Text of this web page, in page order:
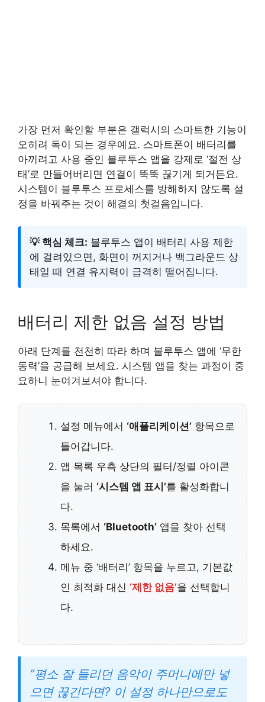
가장 먼저 확인할 부분은 갤럭시의 스마트한 기능이
오히려 독이 되는 경우예요. 스마트폰이 배터리를
아끼려고 사용 중인 블루투스 앱을 강제로 ‘절전 상
태’로 만들어버리면 연결이 뚝뚝 끊기게 되거든요.
시스템이 블루투스 프로세스를 방해하지 않도록 설
정을 바꿔주는 것이 해결의 첫걸음입니다.
💡 핵심 체크: 블루투스 앱이 배터리 사용 제한
에 걸려있으면, 화면이 꺼지거나 백그라운드 상
태일 때 연결 유지력이 급격히 떨어집니다.
배터리 제한 없음 설정 방법
아래 단계를 천천히 따라 하며 블루투스 앱에 ‘무한
동력’을 공급해 보세요. 시스템 앱을 찾는 과정이 중
요하니 눈여겨보셔야 합니다.
설정 메뉴에서 ‘애플리케이션’ 항목으로
들어갑니다.
앱 목록 우측 상단의 필터/정렬 아이콘
을 눌러 ‘시스템 앱 표시’를 활성화합니
다.
목록에서 ‘Bluetooth’ 앱을 찾아 선택
하세요.
메뉴 중 ‘배터리’ 항목을 누르고, 기본값
인 최적화 대신 ‘제한 없음’을 선택합니
다.
“평소 잘 들리던 음악이 주머니에만 넣
으면 끊긴다면? 이 설정 하나만으로도